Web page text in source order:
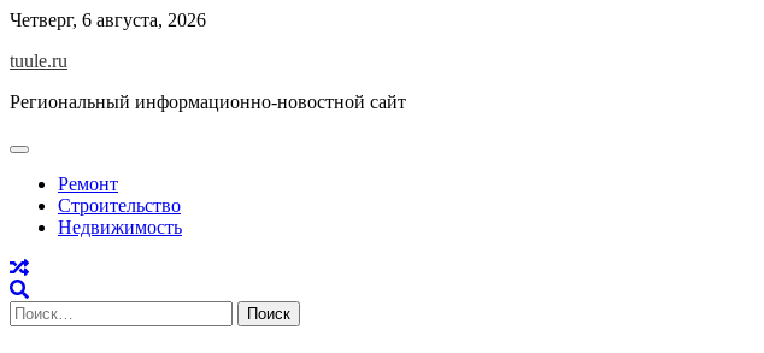
Skip
content
Четверг, 6 августа, 2026
tuule.ru
Региональный информационно-новостной сайт
Ремонт
Строительство
Недвижимость
Найти: